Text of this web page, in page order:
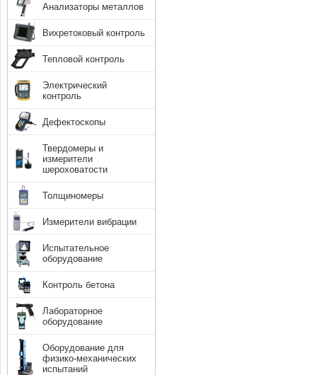
Анализаторы металлов
Вихретоковый контроль
Тепловой контроль
Электрический
контроль
Дефектоскопы
Твердомеры и
измерители
шероховатости
Толщиномеры
Измерители вибрации
Испытательное
оборудование
Контроль бетона
Лабораторное
оборудование
Оборудование для
физико-механических
испытаний